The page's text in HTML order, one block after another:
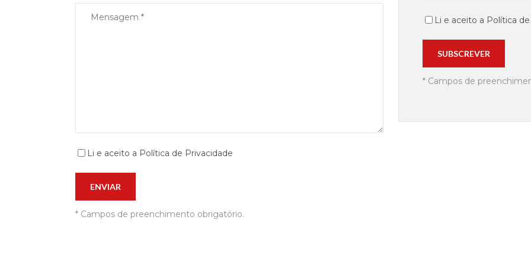
Li e aceito a Política de Privacidade
* Campos de preenchimento obrigatório.
Li e aceito a Política
* Campos de